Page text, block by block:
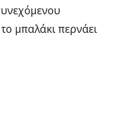
μπαλάκι περνάει